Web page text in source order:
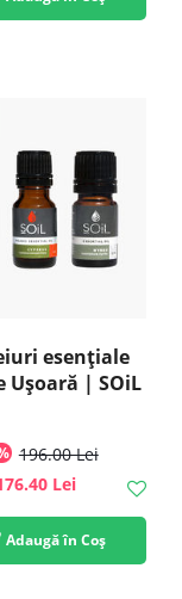
esențiale
Ușoară | SOiL
196.00 Lei
Lei
Adaugă în Coș